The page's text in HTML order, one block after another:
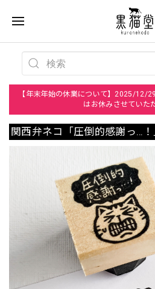
【年末年始の休業について】2025/12/
はお休みさせていた
関西弁ネコ「圧倒的感謝っ…！